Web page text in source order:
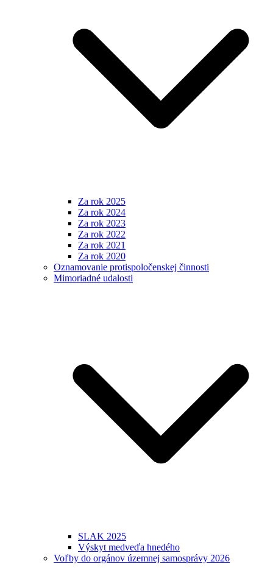
Za rok 2025
Za rok 2024
Za rok 2023
Za rok 2022
Za rok 2021
Za rok 2020
Oznamovanie protispoločenskej činnosti
Mimoriadné udalosti
SLAK 2025
Výskyt medveďa hnedého
Voľby do orgánov územnej samosprávy 2026